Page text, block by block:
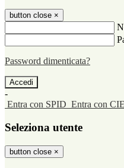
button close ×
Password dimenticata?
-
Entra con SPID Entra con CIE
Seleziona utente
button close ×